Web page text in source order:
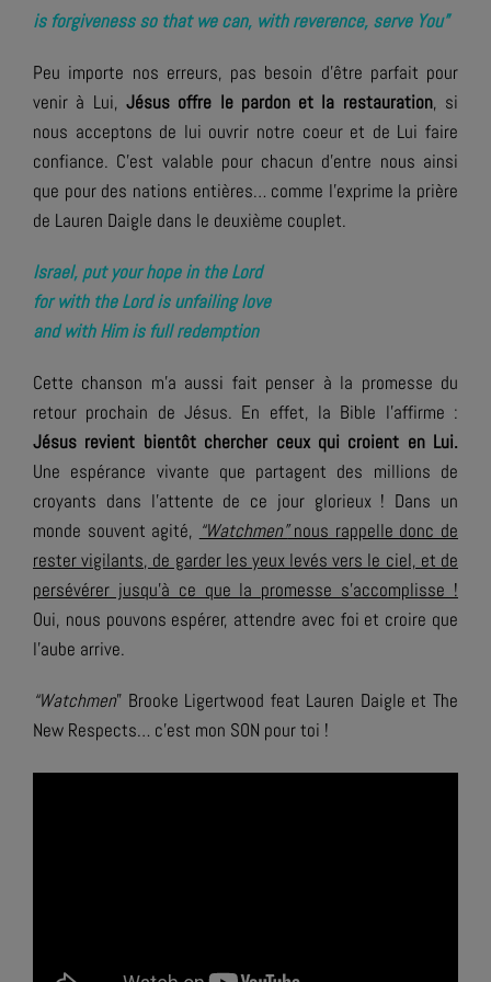
is forgiveness so that we can, with reverence, serve You”
Peu importe nos erreurs, pas besoin d’être parfait pour
venir à Lui, Jésus offre le pardon et la restauration, si
nous acceptons de lui ouvrir notre coeur et de Lui faire
confiance. C’est valable pour chacun d’entre nous ainsi
que pour des nations entières… comme l’exprime la prière
de Lauren Daigle dans le deuxième couplet.
Israel, put your hope in the Lord
for with the Lord is unfailing love
and with Him is full redemption
Cette chanson m’a aussi fait penser à la promesse du
retour prochain de Jésus. En effet, la Bible l’affirme :
Jésus revient bientôt chercher ceux qui croient en Lui.
Une espérance vivante que partagent des millions de
croyants dans l’attente de ce jour glorieux ! Dans un
monde souvent agité, “Watchmen”nous rappelle donc de
rester vigilants, de garder les yeux levés vers le ciel, et de
persévérer jusqu’à ce que la promesse s’accomplisse !
Oui, nous pouvons espérer, attendre avec foi et croire que
l’aube arrive.
“Watchmen” Brooke Ligertwood feat Lauren Daigle et The
New Respects… c’est mon SON pour toi !